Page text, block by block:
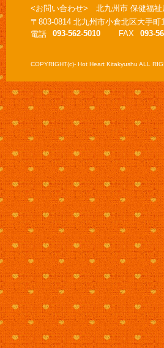
<お問い合わせ> 北九州市 保健福祉
〒803-0814 北九州市小倉北区大手
電話
093-562-5010 FAX 093-
COPYRIGHT(c)- Hot Heart Kitakyushu ALL